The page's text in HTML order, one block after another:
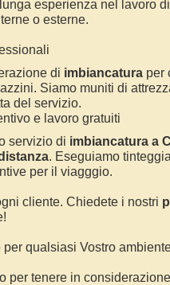
esperienza nel lavoro di
o esterne.
di imbiancatura per
Siamo muniti di
del servizio.
e lavoro gratuiti
servizio di imbiancatura a
. Eseguiamo
per il viagggio.
cliente. Chiedete i nostri
qualsiasi Vostro
per tenere in